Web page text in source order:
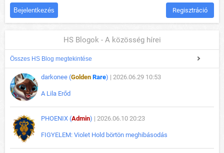
Regisztráció
HS Blogok - A közösség hírei
Összes HS Blog megtekintése
darkonee (Golden Rare) | 2026.06.29 10:53
A Lila Erőd
PHOENIX (Admin) | 2026.06.10 20:23
FIGYELEM: Violet Hold börtön meghibásodás